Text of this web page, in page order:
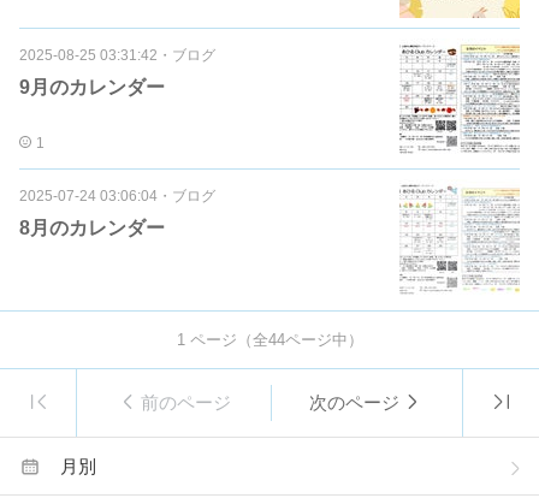
2025-08-25 03:31:42 ・ ブログ
9月のカレンダー
1
2025-07-24 03:06:04 ・ ブログ
8月のカレンダー
1ページ（全44ページ中）
前のページ 次のページ
月別